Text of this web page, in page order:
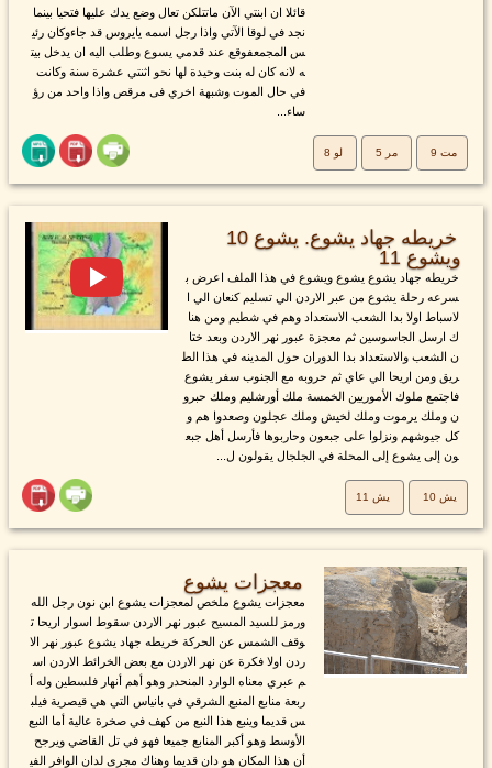
قائلا ان ابنتي الآن ماتتلكن تعال وضع يدك عليها فتحيا بينما
نجد في لوقا الآتي واذا رجل اسمه يايروس قد جاءوكان رئي
س المجمعفوقع عند قدمي يسوع وطلب اليه ان يدخل بيت
ه لانه كان له بنت وحيدة لها نحو اثنتي عشرة سنة وكانت
في حال الموت وشبهة اخري فى مرقص واذا واحد من رؤ
ساء...
مت 9 مر 5 لو 8
خريطه جهاد يشوع. يشوع 10
ويشوع 11
خريطه جهاد يشوع يشوع ويشوع في هذا الملف اعرض ب
سرعه رحلة يشوع من عبر الاردن الي تسليم كنعان الي ا
لاسباط اولا بدا الشعب الاستعداد وهم في شطيم ومن هنا
ك ارسل الجاسوسين ثم معجزة عبور نهر الاردن وبعد ختا
ن الشعب والاستعداد بدا الدوران حول المدينه في هذا الط
ريق ومن اريحا الي عاي ثم حروبه مع الجنوب سفر يشوع
فاجتمع ملوك الأموريين الخمسة ملك أورشليم وملك حبرو
ن وملك يرموت وملك لخيش وملك عجلون وصعدوا هم و
كل جيوشهم ونزلوا على جبعون وحاربوها فأرسل أهل جبع
ون إلى يشوع إلى المحلة في الجلجال يقولون ل...
يش 10 يش 11
معجزات يشوع
معجزات يشوع ملخص لمعجزات يشوع ابن نون رجل الله
ورمز للسيد المسيح عبور نهر الاردن سقوط اسوار اريحا ت
وقف الشمس عن الحركة خريطه جهاد يشوع عبور نهر الا
ردن اولا فكرة عن نهر الاردن مع بعض الخرائط الاردن اس
م عبري معناه الوارد المنحدر وهو أهم أنهار فلسطين وله أ
ربعة منابع المنبع الشرقي في بانياس التي هي قيصرية فيلب
س قديما وينبع هذا النبع من كهف في صخرة عالية أما النبع
الأوسط وهو أكبر المنابع جميعا فهو في تل القاضي ويرجح
أن هذا المكان هو دان قديما وهناك مجرى لدان الوافر الفي